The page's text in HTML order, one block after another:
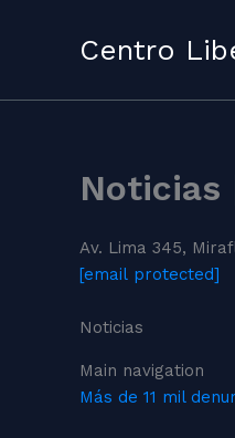
Centro
Noticias
Av. Lima 345,
[email protected]
Noticias
Main navigation
Más de 11 mil